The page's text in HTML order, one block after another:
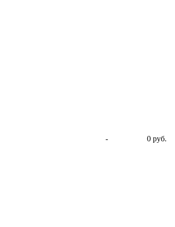
- 0 руб.